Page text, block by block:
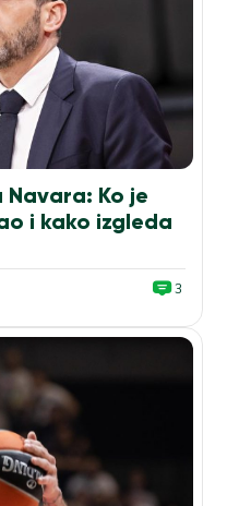
Ko je
i kako izgleda
3